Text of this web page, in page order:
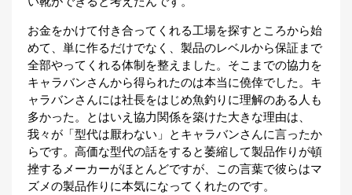
お金をかけて付き合ってくれる工場を探すところから始
めて、単に作るだけでなく、製品のレベルから保証まで
全部やってくれる体制を整えました。そこまでの協力を
キャラバンさんから得られたのは本当に僥倖でした。キ
ャラバンさんには社長をはじめ魚釣りに理解のある人も
多かった。とはいえ協力関係を築けた大きな理由は、
我々が「型代は厭わない」とキャラバンさんに言ったか
らです。高価な型代の話をすると萎縮して製品作りが頓
挫するメーカーがほとんどですが、この言葉で彼らはマ
ズメの製品作りに本気になってくれたのです。